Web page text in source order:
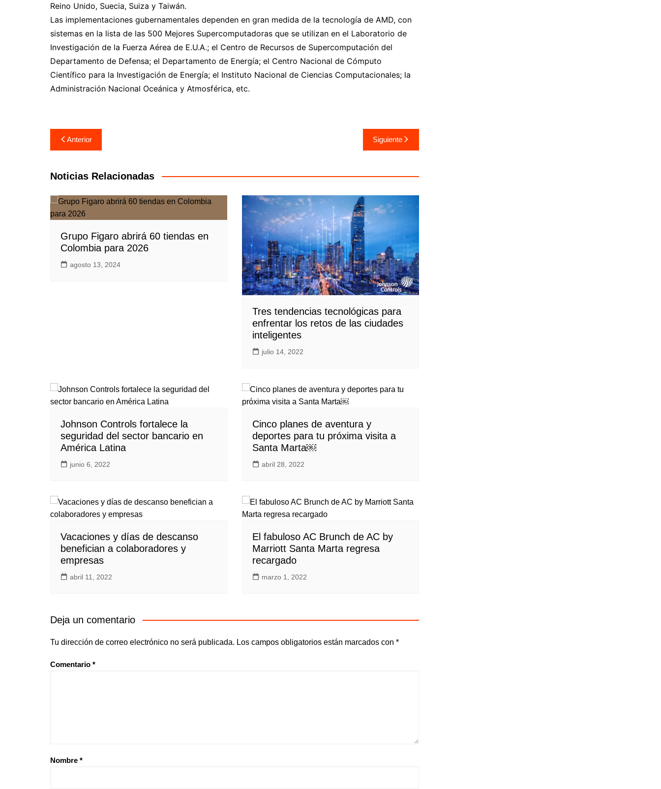
Reino Unido, Suecia, Suiza y Taiwán.
Las implementaciones gubernamentales dependen en gran medida de la tecnología de AMD, con
sistemas en la lista de las 500 Mejores Supercomputadoras que se utilizan en el Laboratorio de
Investigación de la Fuerza Aérea de E.U.A.; el Centro de Recursos de Supercomputación del
Departamento de Defensa; el Departamento de Energía; el Centro Nacional de Cómputo
Científico para la Investigación de Energía; el Instituto Nacional de Ciencias Computacionales; la
Administración Nacional Oceánica y Atmosférica, etc.
Navegación
de
entradas
Anterior Siguiente
Noticias Relacionadas
Grupo Figaro abrirá 60 tiendas en
Colombia para 2026
agosto 13, 2024
Tres tendencias tecnológicas para
enfrentar los retos de las ciudades
inteligentes
julio 14, 2022
Johnson Controls fortalece la
seguridad del sector bancario en
América Latina
junio 6, 2022
Cinco planes de aventura y
deportes para tu próxima visita a
Santa Marta￼
abril 28, 2022
Vacaciones y días de descanso
benefician a colaboradores y
empresas
abril 11, 2022
El fabuloso AC Brunch de AC by
Marriott Santa Marta regresa
recargado
marzo 1, 2022
Deja un comentario
Tu dirección de correo electrónico no será publicada. Los campos obligatorios están marcados con *
Comentario *
Nombre *